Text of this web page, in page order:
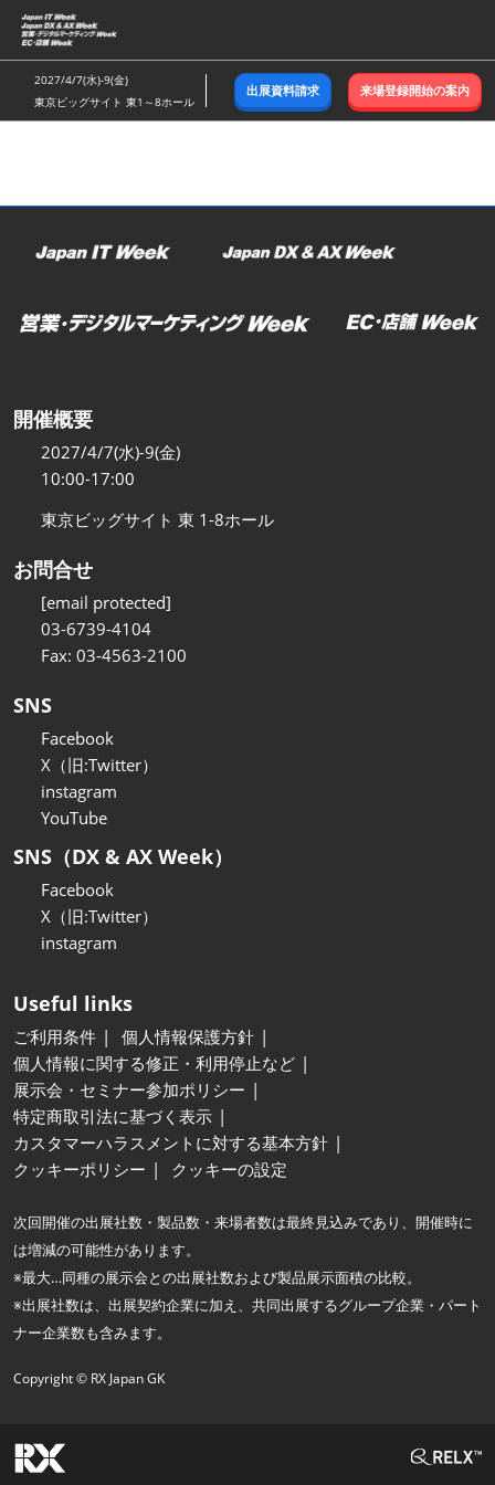
ス
キ
ッ
し
む
2027/4/7(水)-9(金)
東京ビッグサイト 東1～8ホール
出展資料請求 来場登録開始の案内
開催概要
2027/4/7(水)-9(金)
10:00-17:00
東京ビッグサイト 東 1-8ホール
お問合せ
[email protected]
03-6739-4104
Fax: 03-4563-2100
SNS
Facebook
X（旧:Twitter）
instagram
YouTube
SNS（DX & AX Week）
Facebook
X（旧:Twitter）
instagram
Useful links
ご利用条件
個人情報保護方針
個人情報に関する修正・利用停止など
展示会・セミナー参加ポリシー
特定商取引法に基づく表示
カスタマーハラスメントに対する基本方針
クッキーポリシー
クッキーの設定
次回開催の出展社数・製品数・来場者数は最終見込みであり、開催時に
は増減の可能性があります。
※最大…同種の展示会との出展社数および製品展示面積の比較。
※出展社数は、出展契約企業に加え、共同出展するグループ企業・パート
ナー企業数も含みます。
Copyright © RX Japan GK